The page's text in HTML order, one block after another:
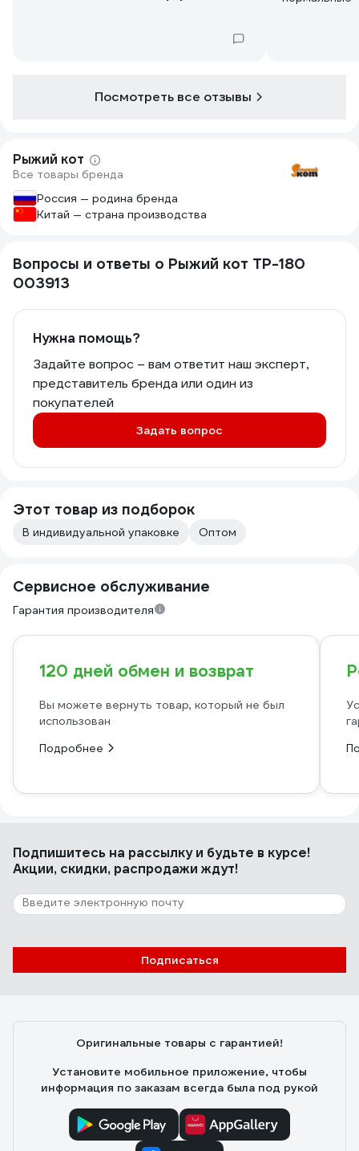
Посмотреть все отзывы
Рыжий кот
Все товары бренда
Россия — родина бренда
Китай — страна производства
Вопросы и ответы о Рыжий кот TP-180
003913
Нужна помощь?
Задайте вопрос – вам ответит наш эксперт,
представитель бренда или один из
покупателей
Задать вопрос
Этот товар из подборок
В индивидуальной упаковке Оптом
Сервисное обслуживание
Гарантия производителя
120 дней обмен и возврат
Вы можете вернуть товар, который не был
использован
Подробнее
Подпишитесь на рассылкуи будьте в курсе!
Акции, скидки, распродажи ждут!
Подписаться
Оригинальные товары с гарантией!
Установите мобильное приложение, чтобы
информация по заказам всегда была под рукой